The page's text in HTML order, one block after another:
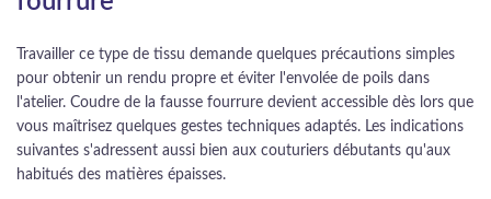
Travailler ce type de tissu demande quelques précautions simples
pour obtenir un rendu propre et éviter l'envolée de poils dans
l'atelier. Coudre de la fausse fourrure devient accessible dès lors que
vous maîtrisez quelques gestes techniques adaptés. Les indications
suivantes s'adressent aussi bien aux couturiers débutants qu'aux
habitués des matières épaisses.